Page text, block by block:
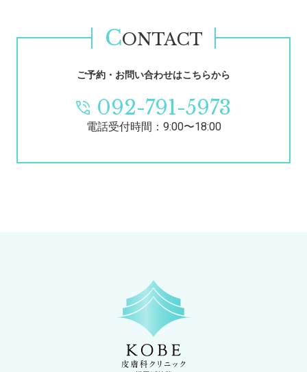
CONTACT
ご予約・お問い合わせはこちらから
092-791-5973
電話受付時間：9:00〜18:00